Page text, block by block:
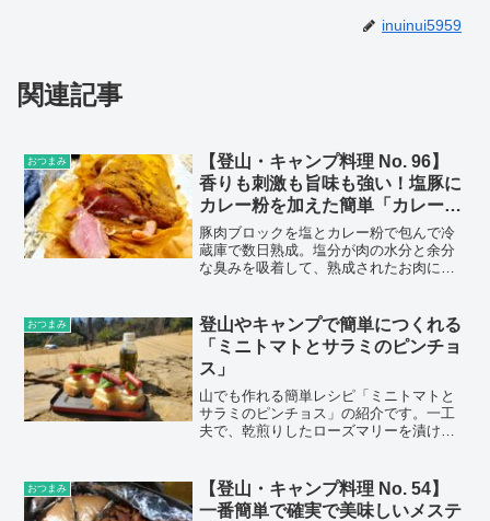
inuinui5959
関連記事
おつまみ
【登山・キャンプ料理 No. 96】
香りも刺激も旨味も強い！塩豚に
カレー粉を加えた簡単「カレー塩
豚」のレシピ
豚肉ブロックを塩とカレー粉で包んで冷
蔵庫で数日熟成。塩分が肉の水分と余分
な臭みを吸着して、熟成されたお肉に化
おつまみ
登山やキャンプで簡単につくれる
「ミニトマトとサラミのピンチョ
ス」
山でも作れる簡単レシピ「ミニトマトと
サラミのピンチョス」の紹介です。一工
夫で、乾煎りしたローズマリーを漬けた
べてきました。お手軽に作れて見た目も
可愛くおすすめのレシピです。
おつまみ
【登山・キャンプ料理 No. 54】
一番簡単で確実で美味しいメステ